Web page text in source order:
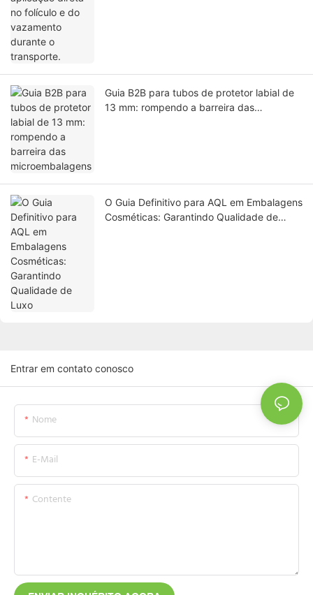
Guia B2B para tubos de protetor labial de
13 mm: rompendo a barreira das
O Guia Definitivo para AQL em Embalagens
Cosméticas: Garantindo Qualidade de
Entrar em contato conosco
Nome
E-Mail
Contente